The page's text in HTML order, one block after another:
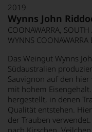
2019
Wynns John
COONAWARRA, SOUTH
WYNNS COONAWARRA
Das Weingut Wynns
Südaustralien
Sauvignon auf den
mit hohem
hergestellt, in denen
Qualität entstehen.
der Trauben
nach Kirschen,